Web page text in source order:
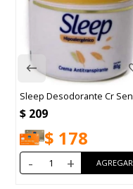
Sleep Desodorante Cr Sen
$ 209
$ 178
- +